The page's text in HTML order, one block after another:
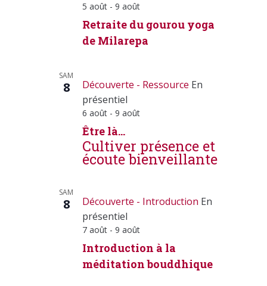
5 août -9 août
Retraite du gourou yoga
de Milarepa
SAM
8 Découverte - Ressource En
présentiel
6 août -9 août
Être là…
Cultiver présence et
écoute bienveillante
SAM
8 Découverte - Introduction En
présentiel
7 août -9 août
Introduction à la
méditation bouddhique